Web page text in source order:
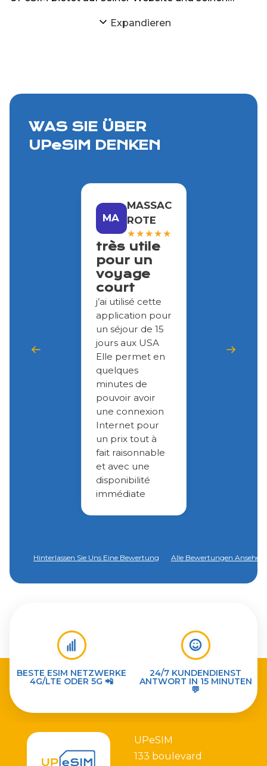
mehr als 200 Reiseziele auf der ganzen Welt an.
Expandieren
WAS SIE ÜBER
UPeSIM DENKEN
MA
MASSAC
ROTE
★★★★★
très utile
pour un
voyage
court
j’ai utilisé cette
application pour
un séjour de 15
jours aux USA
Elle permet en
quelques
minutes de
pouvoir avoir
une connexion
Internet pour
un prix tout à
fait raisonnable
et avec une
disponibilité
immédiate
Hinterlassen Sie Uns Eine Bewertung Alle Bewertungen Ansehen
BESTE ESIM NETZWERKE
4G/LTE ODER 5G 📲
24/7 KUNDENDIENST
ANTWORT IN 15 MINUTEN
💬
UPeSIM
133 boulevard